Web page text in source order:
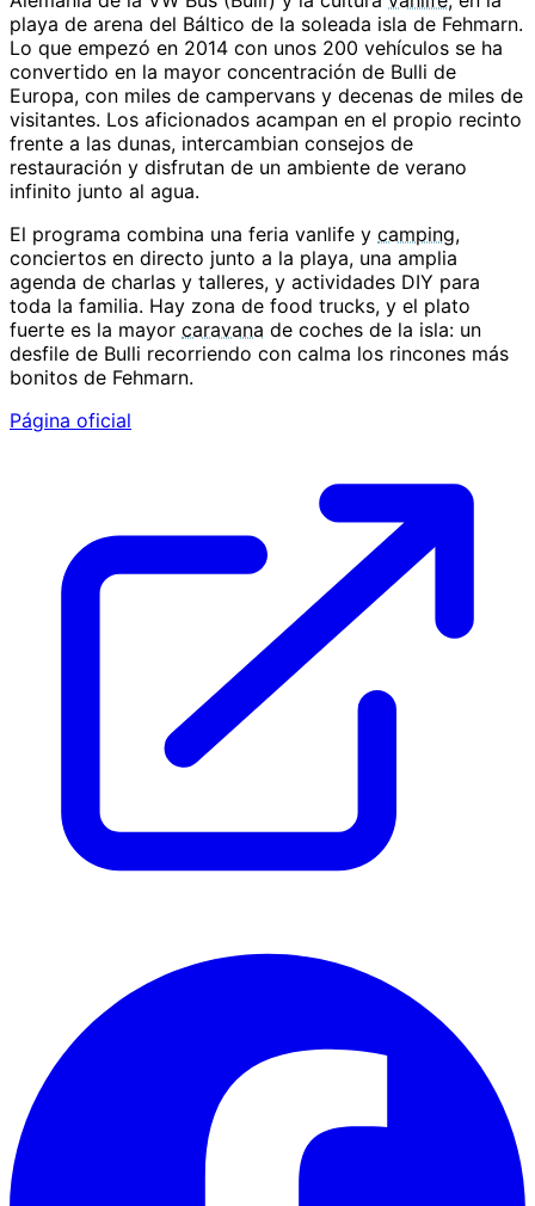
playa de arena del Báltico de la soleada isla de Fehmarn.
Lo que empezó en 2014 con unos 200 vehículos se ha
convertido en la mayor concentración de Bulli de
Europa, con miles de campervans y decenas de miles de
visitantes. Los aficionados acampan en el propio recinto
frente a las dunas, intercambian consejos de
restauración y disfrutan de un ambiente de verano
infinito junto al agua.
El programa combina una feria vanlife y camping,
conciertos en directo junto a la playa, una amplia
agenda de charlas y talleres, y actividades DIY para
toda la familia. Hay zona de food trucks, y el plato
fuerte es la mayor caravana de coches de la isla: un
desfile de Bulli recorriendo con calma los rincones más
bonitos de Fehmarn.
Página oficial